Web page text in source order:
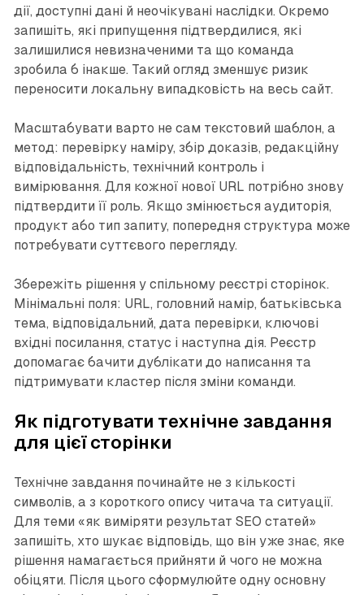
дії, доступні дані й неочікувані наслідки. Окремо
запишіть, які припущення підтвердилися, які
залишилися невизначеними та що команда
зробила б інакше. Такий огляд зменшує ризик
переносити локальну випадковість на весь сайт.
Масштабувати варто не сам текстовий шаблон, а
метод: перевірку наміру, збір доказів, редакційну
відповідальність, технічний контроль і
вимірювання. Для кожної нової URL потрібно знову
підтвердити її роль. Якщо змінюється аудиторія,
продукт або тип запиту, попередня структура може
потребувати суттєвого перегляду.
Збережіть рішення у спільному реєстрі сторінок.
Мінімальні поля: URL, головний намір, батьківська
тема, відповідальний, дата перевірки, ключові
вхідні посилання, статус і наступна дія. Реєстр
допомагає бачити дублікати до написання та
підтримувати кластер після зміни команди.
Як підготувати технічне завдання
для цієї сторінки
Технічне завдання починайте не з кількості
символів, а з короткого опису читача та ситуації.
Для теми «як виміряти результат SEO статей»
запишіть, хто шукає відповідь, що він уже знає, яке
рішення намагається прийняти й чого не можна
обіцяти. Після цього сформулюйте одну основну